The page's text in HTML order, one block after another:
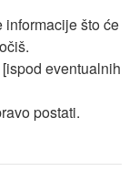
informacije što će
eventualnih
postati.